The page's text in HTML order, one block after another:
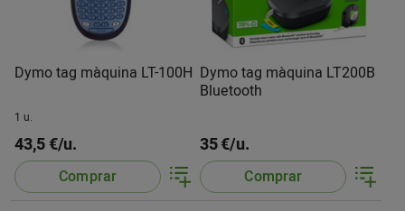
Dymo tag màquina LT-100H
1 u.
43,5 €/u.
Comprar
Dymo tag màquina LT200B
Bluetooth
35 €/u.
Comprar